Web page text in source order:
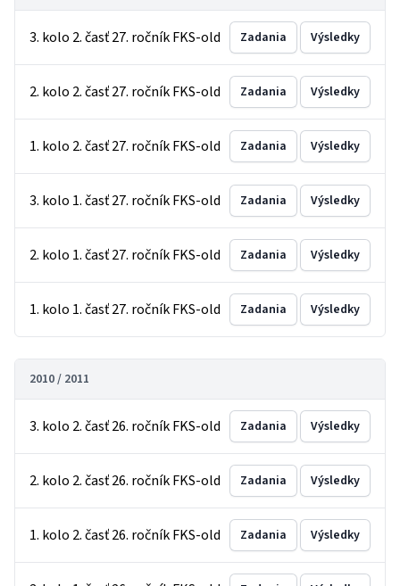
3. kolo 2. časť 27. ročník FKS-old Zadania Výsledky
2. kolo 2. časť 27. ročník FKS-old Zadania Výsledky
1. kolo 2. časť 27. ročník FKS-old Zadania Výsledky
3. kolo 1. časť 27. ročník FKS-old Zadania Výsledky
2. kolo 1. časť 27. ročník FKS-old Zadania Výsledky
1. kolo 1. časť 27. ročník FKS-old Zadania Výsledky
2010 / 2011
3. kolo 2. časť 26. ročník FKS-old Zadania Výsledky
2. kolo 2. časť 26. ročník FKS-old Zadania Výsledky
1. kolo 2. časť 26. ročník FKS-old Zadania Výsledky